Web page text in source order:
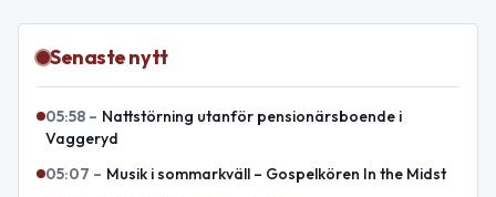
Senaste nytt
05:58 – Nattstörning utanför pensionärsboende i
Vaggeryd
05:07 – Musik i sommarkväll – Gospelkören In the Midst